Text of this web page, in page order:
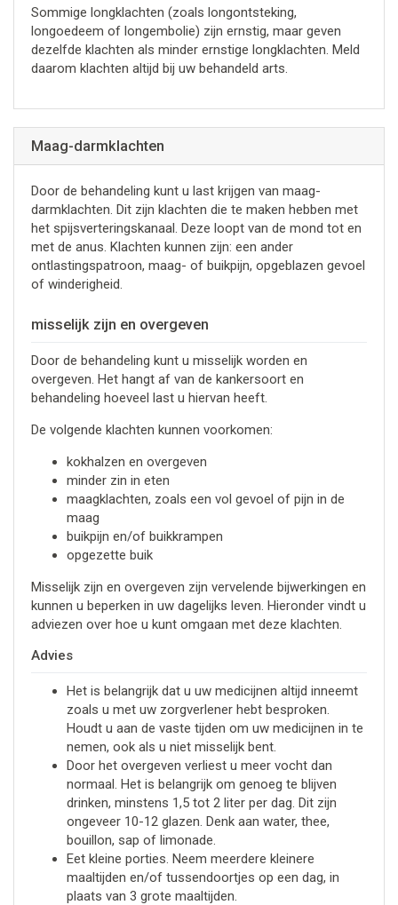
Sommige longklachten (zoals longontsteking,
longoedeem of longembolie) zijn ernstig, maar geven
dezelfde klachten als minder ernstige longklachten. Meld
daarom klachten altijd bij uw behandeld arts.
Maag-darmklachten
Door de behandeling kunt u last krijgen van maag-
darmklachten. Dit zijn klachten die te maken hebben met
het spijsverteringskanaal. Deze loopt van de mond tot en
met de anus. Klachten kunnen zijn: een ander
ontlastingspatroon, maag- of buikpijn, opgeblazen gevoel
of winderigheid.
misselijk zijn en overgeven
Door de behandeling kunt u misselijk worden en
overgeven. Het hangt af van de kankersoort en
behandeling hoeveel last u hiervan heeft.
De volgende klachten kunnen voorkomen:
kokhalzen en overgeven
minder zin in eten
maagklachten, zoals een vol gevoel of pijn in de
maag
buikpijn en/of buikkrampen
opgezette buik
Misselijk zijn en overgeven zijn vervelende bijwerkingen en
kunnen u beperken in uw dagelijks leven. Hieronder vindt u
adviezen over hoe u kunt omgaan met deze klachten.
Advies
Het is belangrijk dat u uw medicijnen altijd inneemt
zoals u met uw zorgverlener hebt besproken.
Houdt u aan de vaste tijden om uw medicijnen in te
nemen, ook als u niet misselijk bent.
Door het overgeven verliest u meer vocht dan
normaal. Het is belangrijk om genoeg te blijven
drinken, minstens 1,5 tot 2 liter per dag. Dit zijn
ongeveer 10-12 glazen. Denk aan water, thee,
bouillon, sap of limonade.
Eet kleine porties. Neem meerdere kleinere
maaltijden en/of tussendoortjes op een dag, in
plaats van 3 grote maaltijden.